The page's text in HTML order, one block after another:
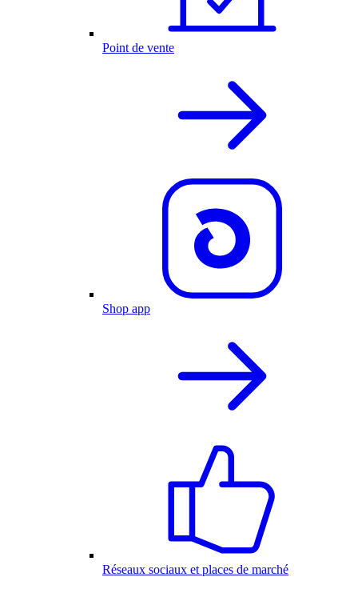
Point de vente
Shop app
Réseaux sociaux et places de marché